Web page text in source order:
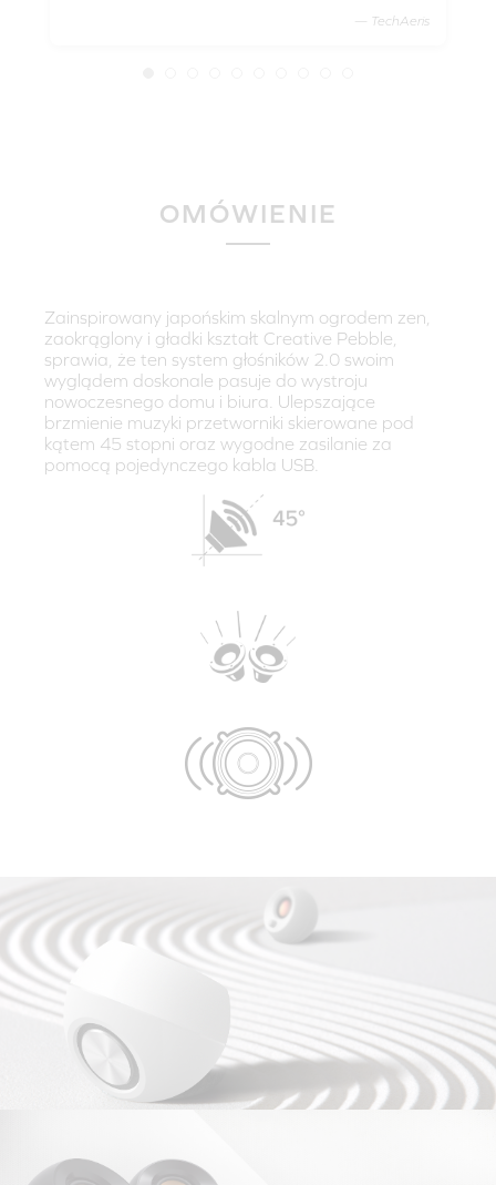
— TechAeris
OMÓWIENIE
Zainspirowany japońskim skalnym ogrodem zen,
zaokrąglony i gładki kształt Creative Pebble,
sprawia, że ten system głośników 2.0 swoim
wyglądem doskonale pasuje do wystroju
nowoczesnego domu i biura. Ulepszające
brzmienie muzyki przetworniki skierowane pod
kątem 45 stopni oraz wygodne zasilanie za
pomocą pojedynczego kabla USB.